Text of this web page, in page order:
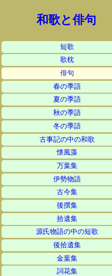
和歌と俳句
短歌
歌枕
俳句
春の季語
夏の季語
秋の季語
冬の季語
古事記の中の和歌
懐風藻
万葉集
伊勢物語
古今集
後撰集
拾遺集
源氏物語の中の短歌
後拾遺集
金葉集
詞花集